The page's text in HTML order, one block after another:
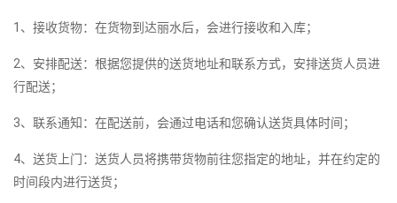
1、接收货物：在货物到达丽水后，会进行接收和入库；
2、安排配送：根据您提供的送货地址和联系方式，安排送货人员进
行配送；
3、联系通知：在配送前，会通过电话和您确认送货具体时间；
4、送货上门：送货人员将携带货物前往您指定的地址，并在约定的
时间段内进行送货；